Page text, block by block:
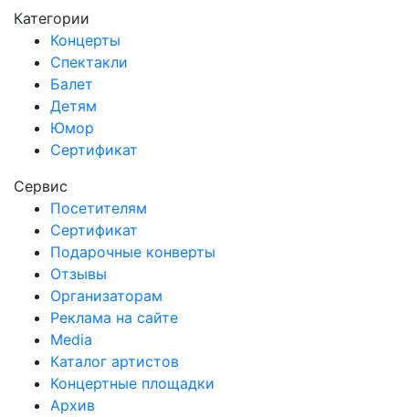
Категории
Концерты
Спектакли
Балет
Детям
Юмор
Сертификат
Сервис
Посетителям
Сертификат
Подарочные конверты
Отзывы
Организаторам
Реклама на сайте
Media
Каталог артистов
Концертные площадки
Архив